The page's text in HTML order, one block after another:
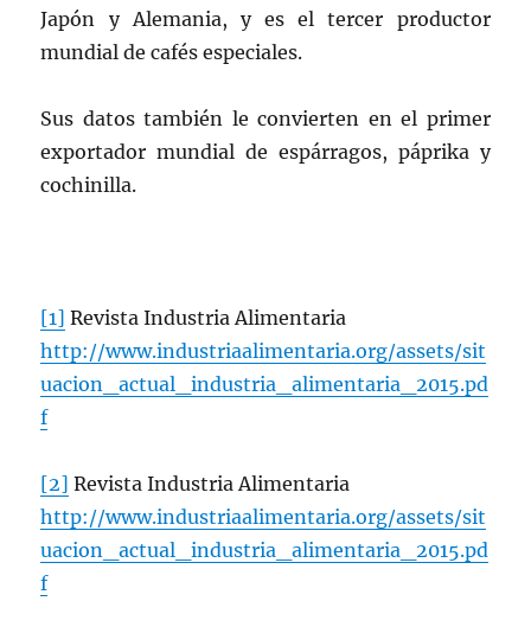
Japón y Alemania, y es el tercer productor
mundial de cafés especiales.
Sus datos también le convierten en el primer
exportador mundial de espárragos, páprika y
cochinilla.
[1] Revista Industria Alimentaria
http://www.industriaalimentaria.org/assets/sit
uacion_actual_industria_alimentaria_2015.pd
f
[2] Revista Industria Alimentaria
http://www.industriaalimentaria.org/assets/sit
uacion_actual_industria_alimentaria_2015.pd
f